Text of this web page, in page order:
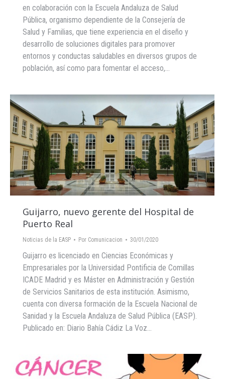
en colaboración con la Escuela Andaluza de Salud
Pública, organismo dependiente de la Consejería de
Salud y Familias, que tiene experiencia en el diseño y
desarrollo de soluciones digitales para promover
entornos y conductas saludables en diversos grupos de
población, así como para fomentar el acceso,…
Guijarro, nuevo gerente del Hospital de
Puerto Real
Noticias de la EASP Por Comunicacion 30/01/2020
Guijarro es licenciado en Ciencias Económicas y
Empresariales por la Universidad Pontificia de Comillas
ICADE Madrid y es Máster en Administración y Gestión
de Servicios Sanitarios de esta institución. Asimismo,
cuenta con diversa formación de la Escuela Nacional de
Sanidad y la Escuela Andaluza de Salud Pública (EASP).
Publicado en: Diario Bahía Cádiz La Voz…